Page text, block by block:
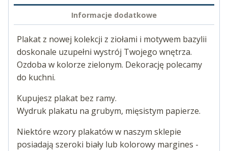
Informacje dodatkowe
Plakat z nowej kolekcji z ziołami i motywem bazylii
doskonale uzupełni wystrój Twojego wnętrza.
Ozdoba w kolorze zielonym. Dekorację polecamy
do kuchni.
Kupujesz plakat bez ramy.
Wydruk plakatu na grubym, mięsistym papierze.
Niektóre wzory plakatów w naszym sklepie
posiadają szeroki biały lub kolorowy margines -